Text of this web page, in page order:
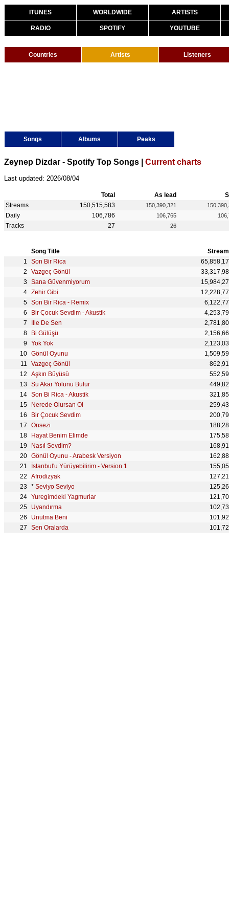
ITUNES WORLDWIDE ARTISTS
RADIO SPOTIFY YOUTUBE
Countries Artists Listeners
Songs Albums Peaks
Zeynep Dizdar - Spotify Top Songs | Current charts
Last updated: 2026/08/04
Total As lead
Streams
150,515,583 150,390,321
Daily 106,786 106,765
Tracks 27 26
Song Title
Son Bir Rica
Vazgeç Gönül
Sana Güvenmiyorum
Zehir Gibi
Son Bir Rica - Remix
Bir Çocuk Sevdim - Akustik
Ille De Sen
Bi Gülüşü
Yok Yok
Gönül Oyunu
Vazgeç Gönül
Aşkın Büyüsü
Su Akar Yolunu Bulur
Son Bi Rica - Akustik
Nerede Olursan Ol
Bir Çocuk Sevdim
Önsezi
Hayat Benim Elimde
Nasıl Sevdim?
Gönül Oyunu - Arabesk Versiyon
İstanbul'u Yürüyebilirim - Version 1
Afrodizyak
* Seviyo Seviyo
Yuregimdeki Yagmurlar
Uyandırma
Unutma Beni
Sen Oralarda